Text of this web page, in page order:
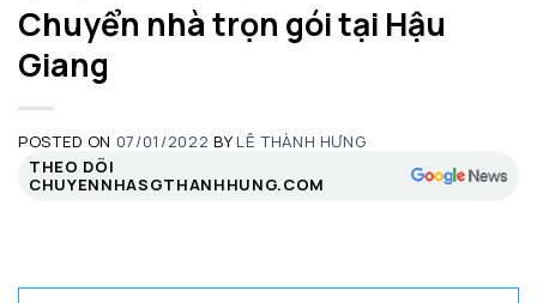
Chuyển nhà trọn gói tại Hậu
Giang
POSTED ON 07/01/2022 BY LÊ THÀNH HƯNG
THEO DÕI
CHUYENNHASGTHANHHUNG.COM